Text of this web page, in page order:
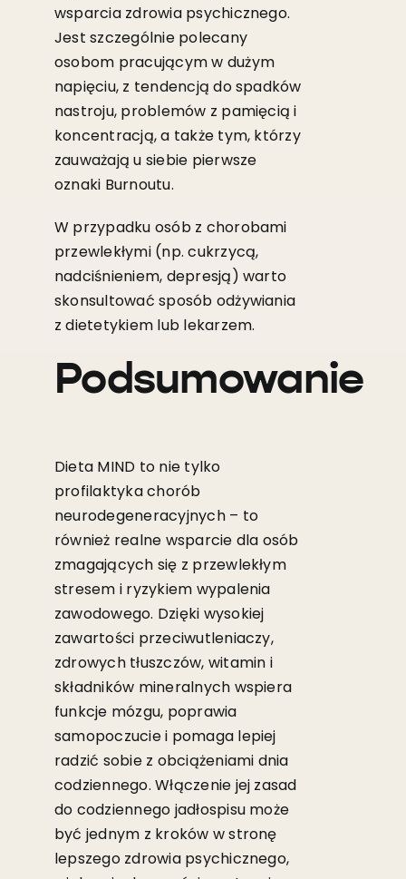
wsparcia zdrowia psychicznego.
Jest szczególnie polecany
osobom pracującym w dużym
napięciu, z tendencją do spadków
nastroju, problemów z pamięcią i
koncentracją, a także tym, którzy
zauważają u siebie pierwsze
oznaki Burnoutu.
W przypadku osób z chorobami
przewlekłymi (np. cukrzycą,
nadciśnieniem, depresją) warto
skonsultować sposób odżywiania
z dietetykiem lub lekarzem.
Podsumowanie
Dieta MIND to nie tylko
profilaktyka chorób
neurodegeneracyjnych – to
również realne wsparcie dla osób
zmagających się z przewlekłym
stresem i ryzykiem wypalenia
zawodowego. Dzięki wysokiej
zawartości przeciwutleniaczy,
zdrowych tłuszczów, witamin i
składników mineralnych wspiera
funkcje mózgu, poprawia
samopoczucie i pomaga lepiej
radzić sobie z obciążeniami dnia
codziennego. Włączenie jej zasad
do codziennego jadłospisu może
być jednym z kroków w stronę
lepszego zdrowia psychicznego,